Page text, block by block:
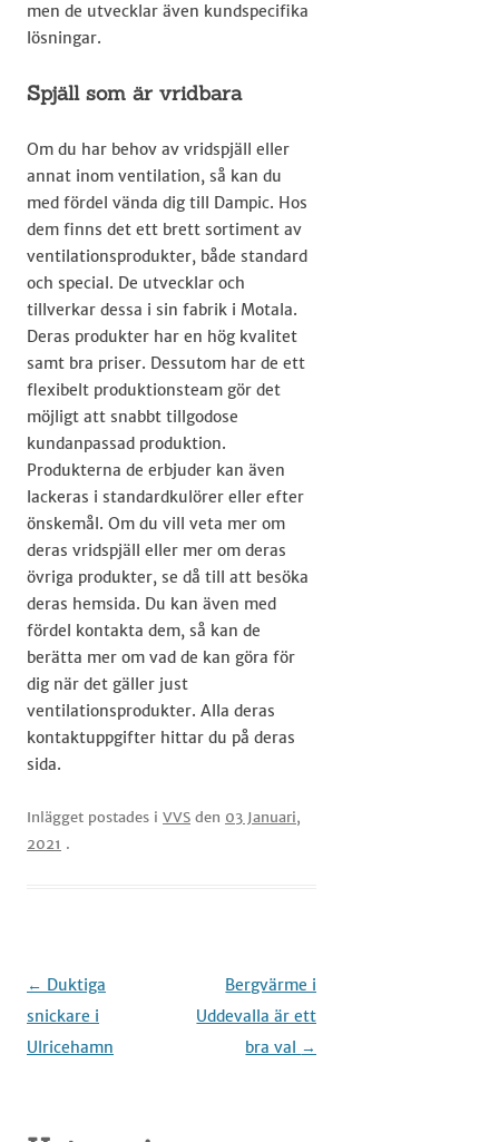
men de utvecklar även kundspecifika
lösningar.
Spjäll som är vridbara
Om du har behov av vridspjäll eller
annat inom ventilation, så kan du
med fördel vända dig till Dampic. Hos
dem finns det ett brett sortiment av
ventilationsprodukter, både standard
och special. De utvecklar och
tillverkar dessa i sin fabrik i Motala.
Deras produkter har en hög kvalitet
samt bra priser. Dessutom har de ett
flexibelt produktionsteam gör det
möjligt att snabbt tillgodose
kundanpassad produktion.
Produkterna de erbjuder kan även
lackeras i standardkulörer eller efter
önskemål. Om du vill veta mer om
deras vridspjäll eller mer om deras
övriga produkter, se då till att besöka
deras hemsida. Du kan även med
fördel kontakta dem, så kan de
berätta mer om vad de kan göra för
dig när det gäller just
ventilationsprodukter. Alla deras
kontaktuppgifter hittar du på deras
sida.
Inlägget postades i VVS den 03 Januari,
2021 .
Inläggsnavigering
← Duktiga
snickare i
Ulricehamn
Bergvärme i
Uddevalla är ett
bra val →